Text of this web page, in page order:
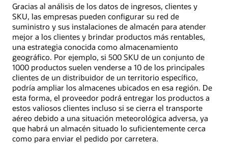
Gracias al análisis de los datos de ingresos, clientes y
SKU, las empresas pueden configurar su red de
suministro y sus instalaciones de almacén para atender
mejor a los clientes y brindar productos más rentables,
una estrategia conocida como almacenamiento
geográfico. Por ejemplo, si 500 SKU de un conjunto de
1000 productos suelen venderse a 10 de los principales
clientes de un distribuidor de un territorio específico,
podría ampliar los almacenes ubicados en esa región. De
esta forma, el proveedor podrá entregar los productos a
estos valiosos clientes incluso si se cierra el transporte
aéreo debido a una situación meteorológica adversa, ya
que habrá un almacén situado lo suficientemente cerca
como para enviar el pedido por carretera.